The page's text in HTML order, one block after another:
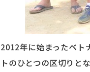
2012年に始まったベト
トのひとつの区切りと